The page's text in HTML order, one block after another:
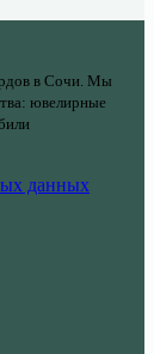
в Сочи. Мы
ювелирные
данных